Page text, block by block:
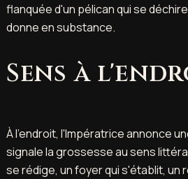
flanquée d'un pélican qui se
donne en substance.
Sens à
À l'endroit, l'Impératrice annonce
signale la grossesse au sens
se rédige, un foyer qui s'établit, un